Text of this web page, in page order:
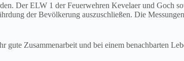
Der ELW 1 der Feuerwehren Kevelaer und Goch
der Bevölkerung auszuschließen. Die
Zusammenarbeit und bei einem benachbarten